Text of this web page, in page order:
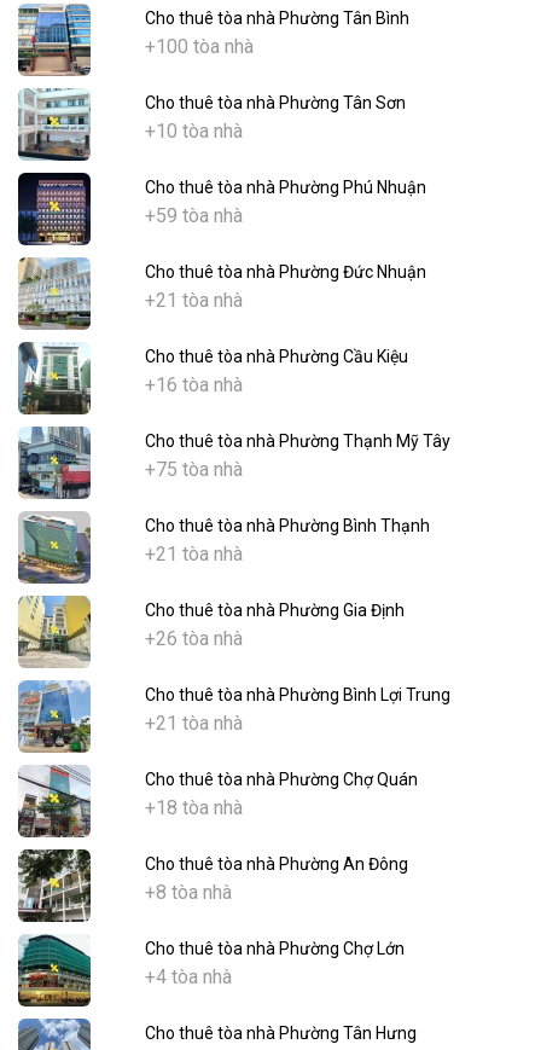
Cho thuê tòa nhà Phường Tân Bình
+100 tòa nhà
Cho thuê tòa nhà Phường Tân Sơn
+10 tòa nhà
Cho thuê tòa nhà Phường Phú Nhuận
+59 tòa nhà
Cho thuê tòa nhà Phường Đức Nhuận
+21 tòa nhà
Cho thuê tòa nhà Phường Cầu Kiệu
+16 tòa nhà
Cho thuê tòa nhà Phường Thạnh Mỹ Tây
+75 tòa nhà
Cho thuê tòa nhà Phường Bình Thạnh
+21 tòa nhà
Cho thuê tòa nhà Phường Gia Định
+26 tòa nhà
Cho thuê tòa nhà Phường Bình Lợi Trung
+21 tòa nhà
Cho thuê tòa nhà Phường Chợ Quán
+18 tòa nhà
Cho thuê tòa nhà Phường An Đông
+8 tòa nhà
Cho thuê tòa nhà Phường Chợ Lớn
+4 tòa nhà
Cho thuê tòa nhà Phường Tân Hưng